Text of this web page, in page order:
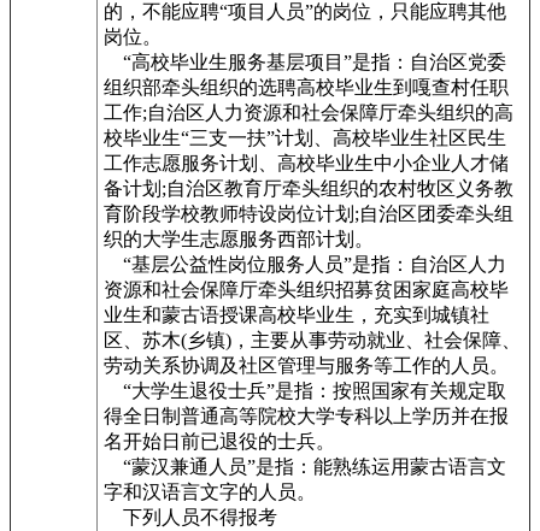
的，不能应聘“项目人员”的岗位，只能应聘其他
岗位。
“高校毕业生服务基层项目”是指：自治区党委
组织部牵头组织的选聘高校毕业生到嘎查村任职
工作;自治区人力资源和社会保障厅牵头组织的高
校毕业生“三支一扶”计划、高校毕业生社区民生
工作志愿服务计划、高校毕业生中小企业人才储
备计划;自治区教育厅牵头组织的农村牧区义务教
育阶段学校教师特设岗位计划;自治区团委牵头组
织的大学生志愿服务西部计划。
“基层公益性岗位服务人员”是指：自治区人力
资源和社会保障厅牵头组织招募贫困家庭高校毕
业生和蒙古语授课高校毕业生，充实到城镇社
区、苏木(乡镇)，主要从事劳动就业、社会保障、
劳动关系协调及社区管理与服务等工作的人员。
“大学生退役士兵”是指：按照国家有关规定取
得全日制普通高等院校大学专科以上学历并在报
名开始日前已退役的士兵。
“蒙汉兼通人员”是指：能熟练运用蒙古语言文
字和汉语言文字的人员。
下列人员不得报考